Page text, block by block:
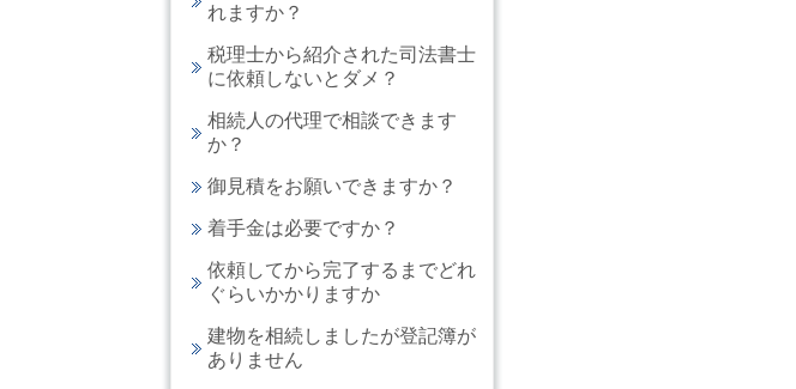
れますか？
税理士から紹介された司法書士
に依頼しないとダメ？
相続人の代理で相談できます
か？
御見積をお願いできますか？
着手金は必要ですか？
依頼してから完了するまでどれ
ぐらいかかりますか
建物を相続しましたが登記簿が
ありません